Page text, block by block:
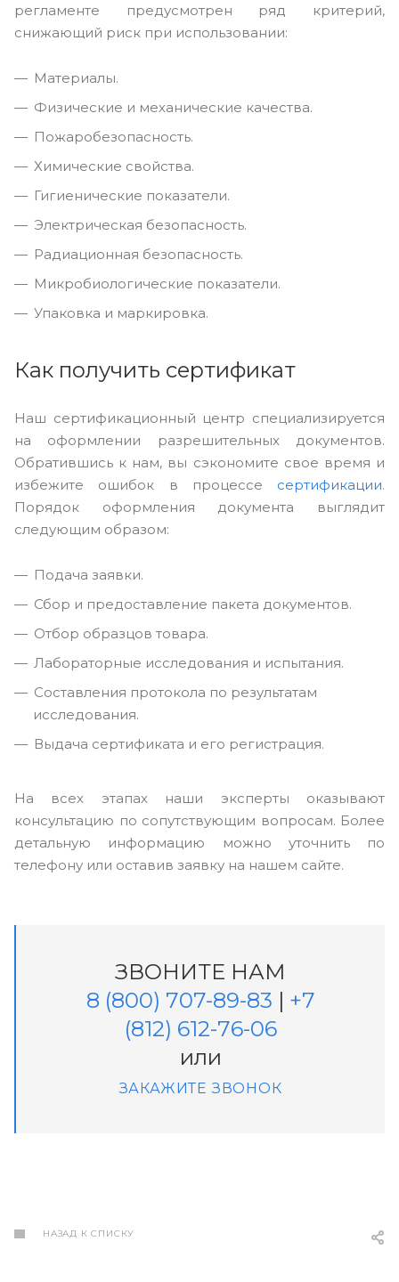
регламенте предусмотрен ряд критерий,
снижающий риск при использовании:
Материалы.
Физические и механические качества.
Пожаробезопасность.
Химические свойства.
Гигиенические показатели.
Электрическая безопасность.
Радиационная безопасность.
Микробиологические показатели.
Упаковка и маркировка.
Как получить сертификат
Наш сертификационный центр специализируется
на оформлении разрешительных документов.
Обратившись к нам, вы сэкономите свое время и
избежите ошибок в процессе сертификации.
Порядок оформления документа выглядит
следующим образом:
Подача заявки.
Сбор и предоставление пакета документов.
Отбор образцов товара.
Лабораторные исследования и испытания.
Составления протокола по результатам
исследования.
Выдача сертификата и его регистрация.
На всех этапах наши эксперты оказывают
консультацию по сопутствующим вопросам. Более
детальную информацию можно уточнить по
телефону или оставив заявку на нашем сайте.
ЗВОНИТЕ НАМ
8 (800) 707-89-83 | +7
(812) 612-76-06
или
ЗАКАЖИТЕ ЗВОНОК
НАЗАД К СПИСКУ